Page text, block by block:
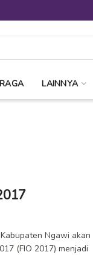
LAINNYA
Ngawi akan
(FIO 2017) menjadi